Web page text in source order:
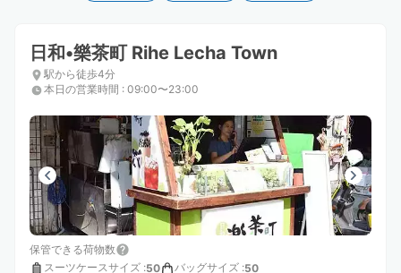
the
keyboard
shortcuts
for
changing
dates.
the
keyboard
for
changing
dates.
日和•樂茶町 Rihe Lecha Town
駅から徒歩4分
本日の営業時間 : 09:00〜23:00
保管できる荷物数
スーツケースサイズ :50 バッグサイズ :50